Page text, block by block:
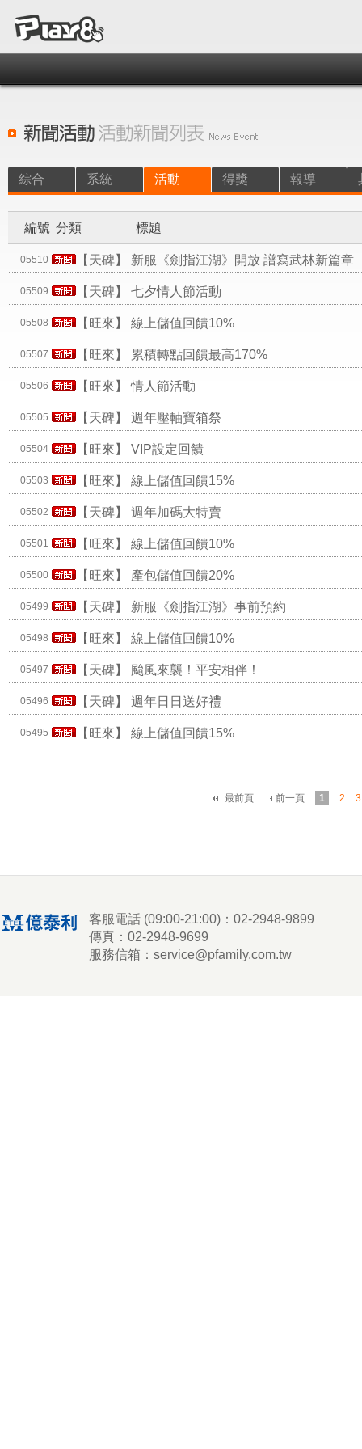
綜合 系統 活動 得獎 報導
編號 分類 標題
05510 【天碑】 新服《劍指江湖》開放 譜寫武林新篇章
05509 【天碑】 七夕情人節活動
05508 【旺來】 線上儲值回饋10%
05507 【旺來】 累積轉點回饋最高170%
05506 【旺來】情人節活動
05505 【天碑】 週年壓軸寶箱祭
05504 【旺來】 VIP設定回饋
05503 【旺來】 線上儲值回饋15%
05502 【天碑】 週年加碼大特賣
05501 【旺來】 線上儲值回饋10%
05500 【旺來】 產包儲值回饋20%
05499 【天碑】 新服《劍指江湖》事前預約
05498 【旺來】 線上儲值回饋10%
05497 【天碑】 颱風來襲！平安相伴！
05496 【天碑】 週年日日送好禮
05495 【旺來】 線上儲值回饋15%
最前頁 前一頁 1 2 3